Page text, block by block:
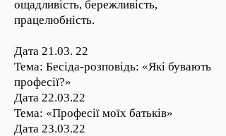
ощадливість, бережливість,
працелюбність.
Дата 21.03. 22
Тема: Бесіда-розповідь: «Які бувають
професії?»
Дата 22.03.22
Тема: «Професії моїх батьків»
Дата 23.03.22